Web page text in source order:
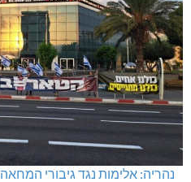
נהריה: אלימות נגד גיבורי המחאה